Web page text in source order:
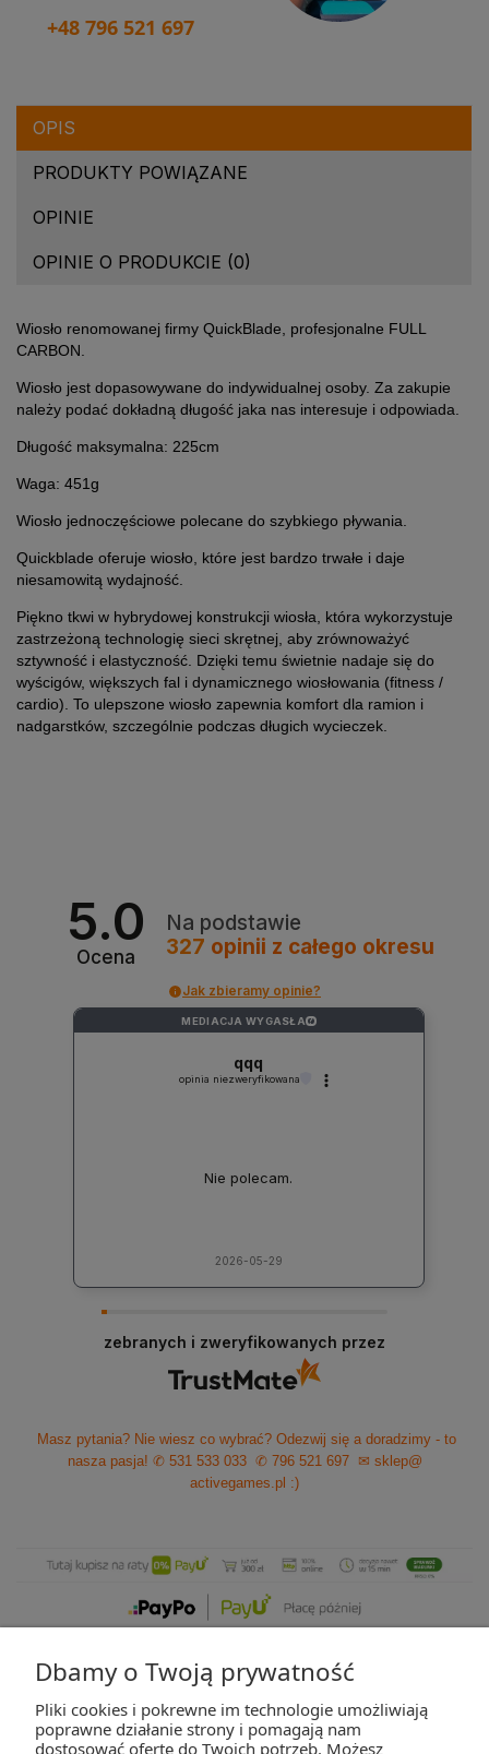
+48 796 521 697
OPIS
PRODUKTY POWIĄZANE
OPINIE
OPINIE O PRODUKCIE (0)
Wiosło renomowanej firmy QuickBlade, profesjonalne FULL
CARBON.
Wiosło jest dopasowywane do indywidualnej osoby. Za zakupie
należy podać dokładną długość jaka nas interesuje i odpowiada.
Długość maksymalna: 225cm
Waga: 451g
Wiosło jednoczęściowe polecane do szybkiego pływania.
Quickblade oferuje wiosło, które jest bardzo trwałe i daje
niesamowitą wydajność.
Piękno tkwi w hybrydowej konstrukcji wiosła, która wykorzystuje
zastrzeżoną technologię sieci skrętnej, aby zrównoważyć
sztywność i elastyczność. Dzięki temu świetnie nadaje się do
wyścigów, większych fal i dynamicznego wiosłowania (fitness /
cardio). To ulepszone wiosło zapewnia komfort dla ramion i
nadgarstków, szczególnie podczas długich wycieczek.
5.0
Ocena
Na podstawie
327 opinii z całego okresu
Jak zbieramy opinie?
MEDIACJA WYGASŁA ?
qqq
opinia niezweryfikowana
Nie polecam.
2026-05-29
zebranych i zweryfikowanych przez
Masz pytania? Nie wiesz co wybrać? Odezwij się a doradzimy - to
nasza pasja! ✆ 531 533 033 ✆ 796 521 697
✉ sklep@
activegames.pl :)
ZAKUPY
Dbamy o Twoją prywatność
Pliki cookies i pokrewne im technologie umożliwiają
poprawne działanie strony i pomagają nam
dostosować ofertę do Twoich potrzeb. Możesz